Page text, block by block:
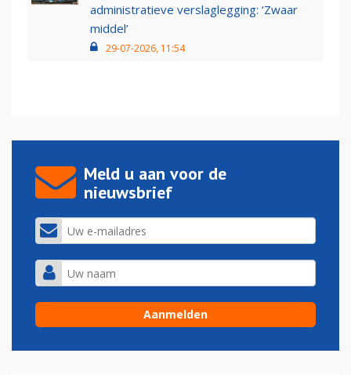
administratieve verslaglegging: ‘Zwaar
middel’
29-07-2026, 11:54
Meld u aan voor de
nieuwsbrief